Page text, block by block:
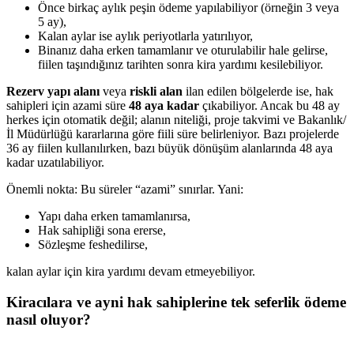
Önce birkaç aylık peşin ödeme yapılabiliyor (örneğin 3 veya
5 ay),
Kalan aylar ise aylık periyotlarla yatırılıyor,
Binanız daha erken tamamlanır ve oturulabilir hale gelirse,
fiilen taşındığınız tarihten sonra kira yardımı kesilebiliyor.
Rezerv yapı alanı veya riskli alan ilan edilen bölgelerde ise, hak
sahipleri için azami süre 48 aya kadar çıkabiliyor. Ancak bu 48 ay
herkes için otomatik değil; alanın niteliği, proje takvimi ve Bakanlık/
İl Müdürlüğü kararlarına göre fiili süre belirleniyor. Bazı projelerde
36 ay fiilen kullanılırken, bazı büyük dönüşüm alanlarında 48 aya
kadar uzatılabiliyor.
Önemli nokta: Bu süreler “azami” sınırlar. Yani:
Yapı daha erken tamamlanırsa,
Hak sahipliği sona ererse,
Sözleşme feshedilirse,
kalan aylar için kira yardımı devam etmeyebiliyor.
Kiracılara ve ayni hak sahiplerine tek seferlik ödeme
nasıl oluyor?